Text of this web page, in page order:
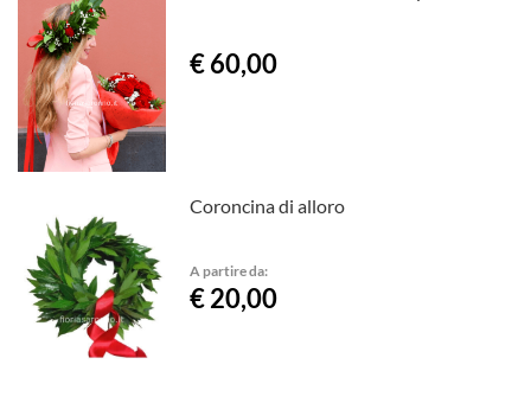
€ 60,00
Coroncina di alloro
A partire da:
€ 20,00